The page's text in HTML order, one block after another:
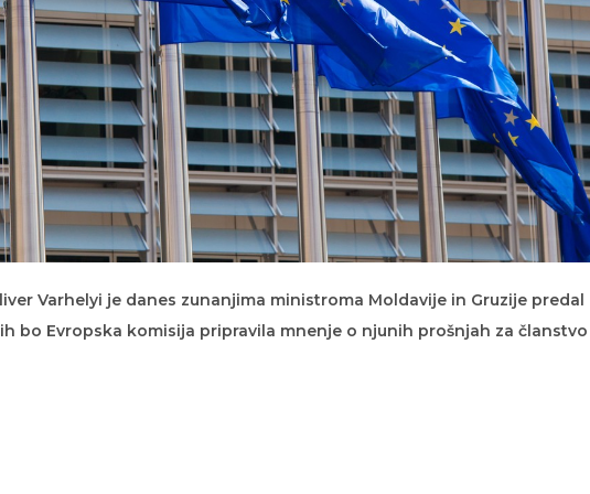
Varhelyi je danes zunanjima ministroma Moldavije in Gruzije predal
bo Evropska komisija pripravila mnenje o njunih prošnjah za članstvo